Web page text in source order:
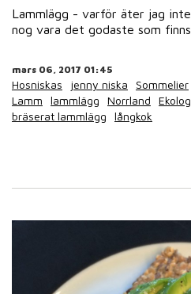
Lammlägg - varför äter jag
nog vara det godaste som
mars 06, 2017 01:45
Hosniskas jenny niska Sommelier
Lamm
lammlägg Norrland
bräserat lammlägg
långkok